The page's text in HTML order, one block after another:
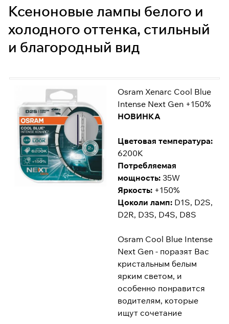
Ксеноновые лампы белого и
холодного оттенка, стильный
и благородный вид
Osram Xenarc Cool Blue
Intense Next Gen +150%
НОВИНКА
Цветовая температура:
6200K
Потребляемая
мощность: 35W
Яркость: +150%
Цоколи ламп: D1S, D2S,
D2R, D3S, D4S, D8S
Osram Cool Blue Intense
Next Gen - поразят Вас
кристальным белым
ярким светом, и
особенно понравится
водителям, которые
ищут сочетание